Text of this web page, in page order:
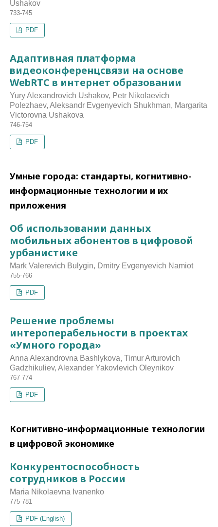
Ushakov
733-745
PDF
Адаптивная платформа
видеоконференцсвязи на основе
WebRTC в интернет образовании
Yury Alexandrovich Ushakov, Petr Nikolaevich
Polezhaev, Aleksandr Evgenyevich Shukhman, Margarita
Victorovna Ushakova
746-754
PDF
Умные города: стандарты, когнитивно-
информационные технологии и их
приложения
Об использовании данных
мобильных абонентов в цифровой
урбанистике
Mark Valerevich Bulygin, Dmitry Evgenyevich Namiot
755-766
PDF
Решение проблемы
интероперабельности в проектах
«Умного города»
Anna Alexandrovna Bashlykova, Timur Arturovich
Gadzhikuliev, Alexander Yakovlevich Oleynikov
767-774
PDF
Когнитивно-информационные технологии
в цифровой экономике
Конкурентоспособность
сотрудников в России
Maria Nikolaevna Ivanenko
775-781
PDF (English)